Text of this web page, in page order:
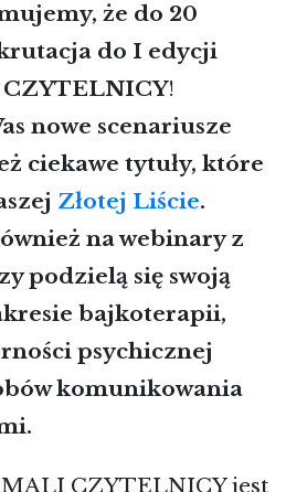
że do 20
do I edycji
!
nowe scenariusze
ciekawe tytuły, które
Złotej Liście.
na webinary z
podzielą się swoją
bajkoterapii,
psychicznej
komunikowania
CZYTELNICY jest